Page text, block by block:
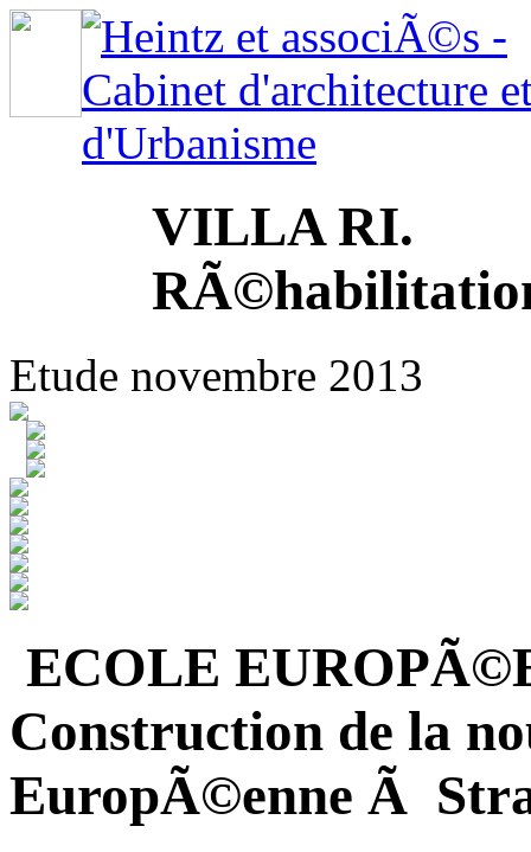
VILLA RI.
Etude novembre 2013
ECOLE
Construction de la
EuropÃ©enne Ã